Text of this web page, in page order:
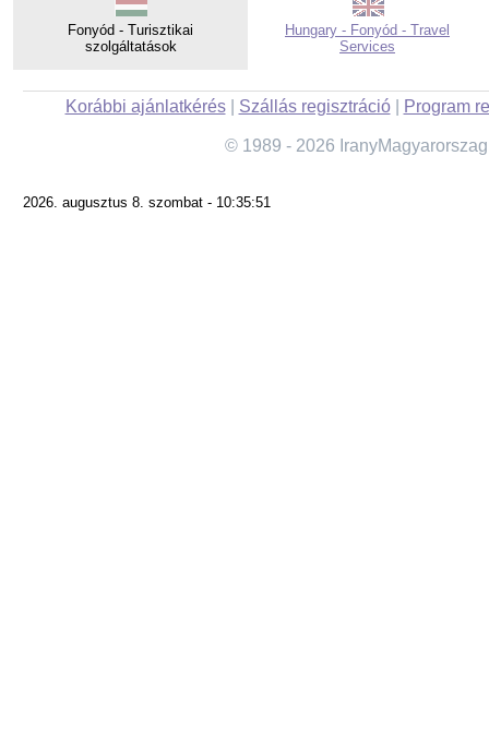
Fonyód - Turisztikai
szolgáltatások
Hungary - Fonyód - Travel
Services
Korábbi ajánlatkérés| Szállás regisztráció| Program
© 1989 - 2026
2026. augusztus 8. szombat - 10:35:51